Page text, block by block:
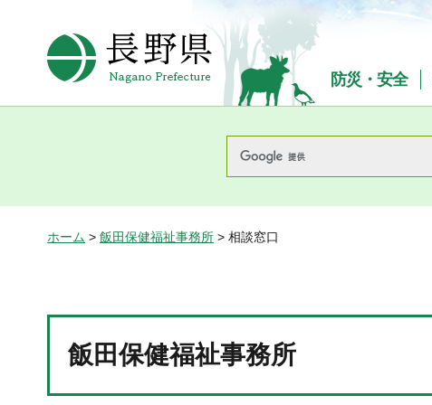
長野県Nagano Prefecture
防災・安全
ホーム > 飯田保健福祉事務所 > 相談窓口
飯田保健福祉事務所